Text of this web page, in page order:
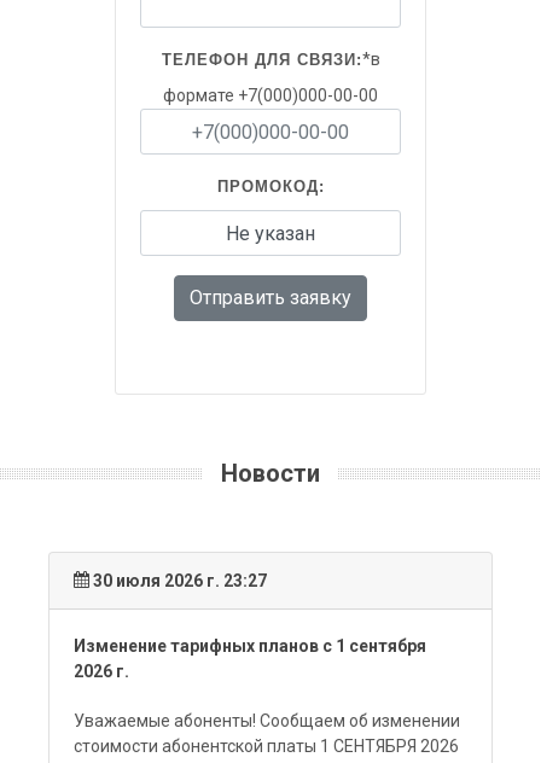
ТЕЛЕФОН ДЛЯ СВЯЗИ:*в
формате +7(000)000-00-00
ПРОМОКОД:
Отправить заявку
Новости
30 июля 2026 г. 23:27
Изменение тарифных планов с 1 сентября
2026 г.
Уважаемые абоненты! Сообщаем об изменении
стоимости абонентской платы 1 СЕНТЯБРЯ 2026